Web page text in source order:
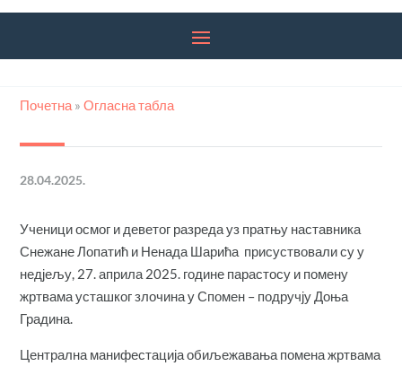
Почетна »Огласна табла
28.04.2025.
Ученици осмог и деветог разреда уз пратњу наставника
Снежане Лопатић и Ненада Шарића присуствовали су у
недјељу, 27. априла 2025. године парастосу и помену
жртвама усташког злочина у Спомен – подручју Доња
Градина.
Централна манифестација обиљежавања помена жртвама